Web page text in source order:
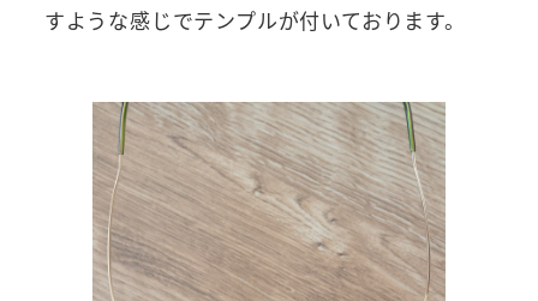
すような感じでテンプルが付いております。